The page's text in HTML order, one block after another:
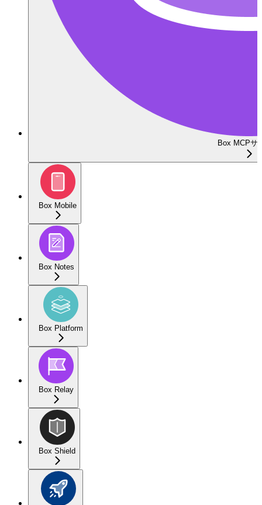
Box MCPサ
Box Mobile
Box Notes
Box Platform
Box Relay
Box Shield